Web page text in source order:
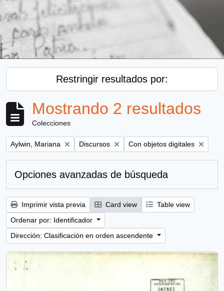
Restringir resultados por:
Mostrando 2 resultados
Colecciones
Remove filter:
Aylwin, Mariana Remove filter:
Discursos Remove filter:
Con objetos digitales
Opciones avanzadas de búsqueda
Imprimir vista previa Card view
Table view
Ordenar por: Identificador
Dirección: Clasificación en orden ascendente